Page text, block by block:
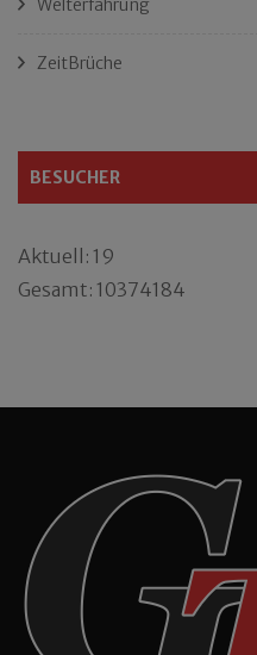
Welterfahrung
ZeitBrüche
BESUCHER
Aktuell: 19
Gesamt: 10374184